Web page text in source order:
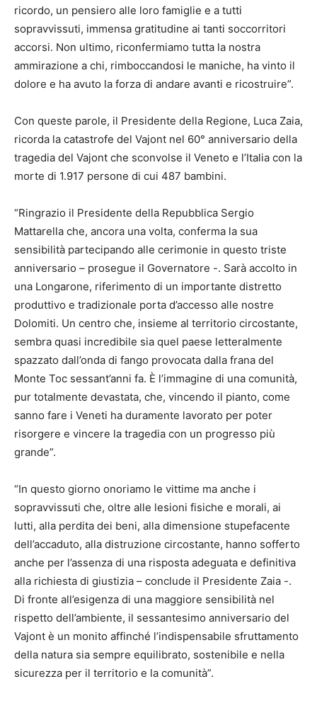
ricordo, un pensiero alle loro famiglie e a tutti
sopravvissuti, immensa gratitudine ai tanti soccorritori
accorsi. Non ultimo, riconfermiamo tutta la nostra
ammirazione a chi, rimboccandosi le maniche, ha vinto il
dolore e ha avuto la forza di andare avanti e ricostruire”.
Con queste parole, il Presidente della Regione, Luca Zaia,
ricorda la catastrofe del Vajont nel 60° anniversario della
tragedia del Vajont che sconvolse il Veneto e l’Italia con la
morte di 1.917 persone di cui 487 bambini.
“Ringrazio il Presidente della Repubblica Sergio
Mattarella che, ancora una volta, conferma la sua
sensibilità partecipando alle cerimonie in questo triste
anniversario – prosegue il Governatore -. Sarà accolto in
una Longarone, riferimento di un importante distretto
produttivo e tradizionale porta d’accesso alle nostre
Dolomiti. Un centro che, insieme al territorio circostante,
sembra quasi incredibile sia quel paese letteralmente
spazzato dall’onda di fango provocata dalla frana del
Monte Toc sessant’anni fa. È l’immagine di una comunità,
pur totalmente devastata, che, vincendo il pianto, come
sanno fare i Veneti ha duramente lavorato per poter
risorgere e vincere la tragedia con un progresso più
grande”.
“In questo giorno onoriamo le vittime ma anche i
sopravvissuti che, oltre alle lesioni fisiche e morali, ai
lutti, alla perdita dei beni, alla dimensione stupefacente
dell’accaduto, alla distruzione circostante, hanno sofferto
anche per l’assenza di una risposta adeguata e definitiva
alla richiesta di giustizia – conclude il Presidente Zaia -.
Di fronte all’esigenza di una maggiore sensibilità nel
rispetto dell’ambiente, il sessantesimo anniversario del
Vajont è un monito affinché l’indispensabile sfruttamento
della natura sia sempre equilibrato, sostenibile e nella
sicurezza per il territorio e la comunità”.